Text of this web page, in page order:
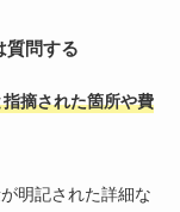
質問する
摘された箇所や費
明記された詳細な